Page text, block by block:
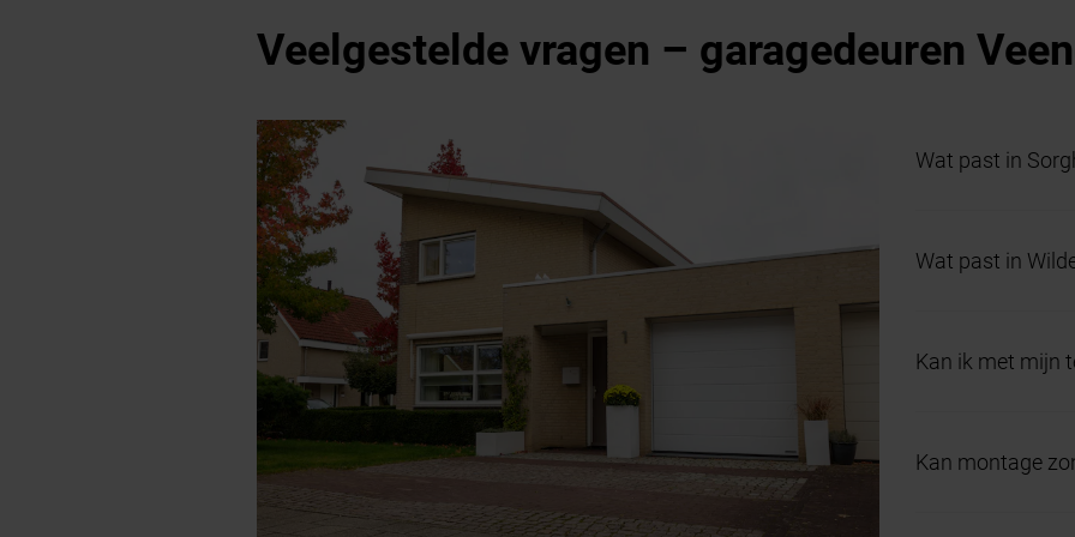
Veelgestelde vragen – garagedeuren
Wat past in
comfort en veel
Wat past in
aan bij het
Kan ik met mijn
meldingen of
Kan montage